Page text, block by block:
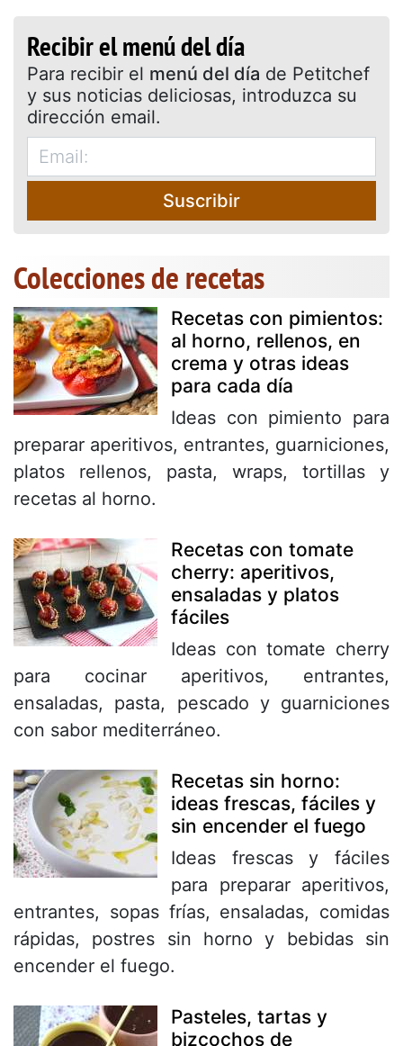
Recibir el menú del día
Para recibir el menú del día de Petitchef
y sus noticias deliciosas, introduzca su
dirección email.
Suscribir
Colecciones de recetas
Recetas con pimientos:
al horno, rellenos, en
crema y otras ideas
para cada día
Ideas con pimiento para
preparar aperitivos, entrantes, guarniciones,
platos rellenos, pasta, wraps, tortillas y
recetas al horno.
Recetas con tomate
cherry: aperitivos,
ensaladas y platos
fáciles
Ideas con tomate cherry
para cocinar aperitivos, entrantes,
ensaladas, pasta, pescado y guarniciones
con sabor mediterráneo.
Recetas sin horno:
ideas frescas, fáciles y
sin encender el fuego
Ideas frescas y fáciles
para preparar aperitivos,
entrantes, sopas frías, ensaladas, comidas
rápidas, postres sin horno y bebidas sin
encender el fuego.
Pasteles, tartas y
bizcochos de